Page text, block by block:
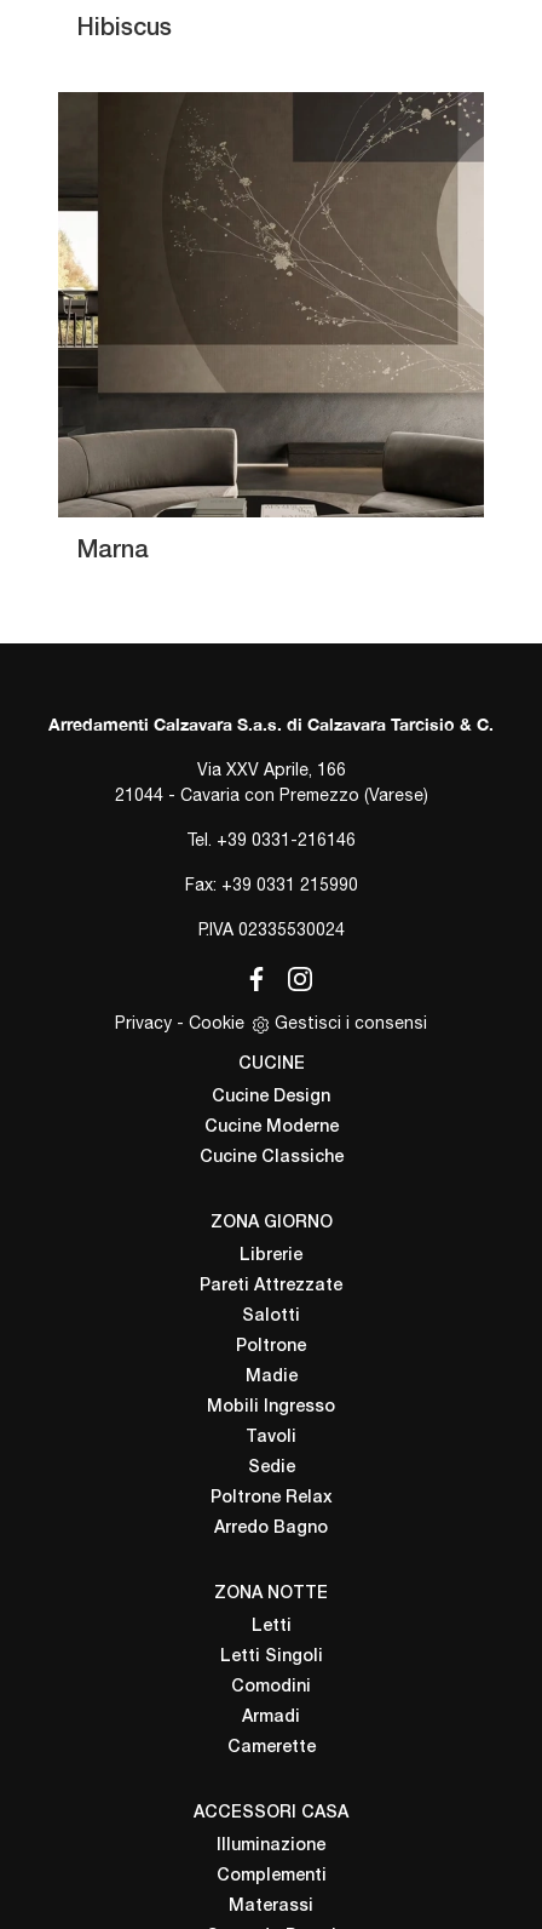
Hibiscus
Marna
Arredamenti Calzavara S.a.s. di Calzavara Tarcisio & C.
Via XXV Aprile, 166
21044 - Cavaria con Premezzo (Varese)
Tel. +39 0331-216146
Fax: +39 0331 215990
P.IVA 02335530024
Privacy - Cookie Gestisci i consensi
CUCINE
Cucine Design
Cucine Moderne
Cucine Classiche
ZONA GIORNO
Librerie
Pareti Attrezzate
Salotti
Poltrone
Madie
Mobili Ingresso
Tavoli
Sedie
Poltrone Relax
Arredo Bagno
ZONA NOTTE
Letti
Letti Singoli
Comodini
Armadi
Camerette
ACCESSORI CASA
Illuminazione
Complementi
Materassi